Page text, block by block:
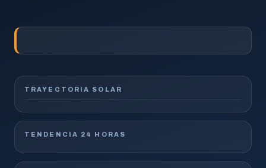
TRAYECTORIA SOLAR
TENDENCIA 24 HORAS